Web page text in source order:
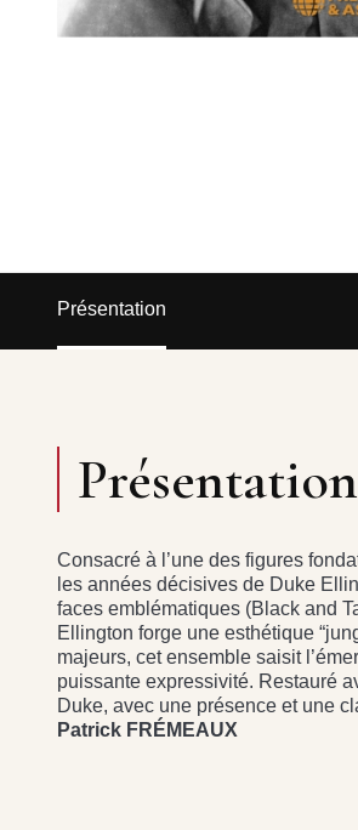
Présentation
Présentation
Consacré à l’une des figures
les années décisives de Duke
faces emblématiques (Black and
Ellington forge une esthétique
majeurs, cet ensemble saisit
puissante expressivité. Restauré
Duke, avec une présence et une
Patrick FRÉMEAUX